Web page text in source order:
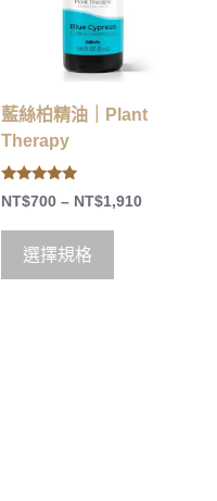
藍絲柏精油｜Plant
Therapy
5.00
out of 5
NT$700 – NT$1,910
選擇規格